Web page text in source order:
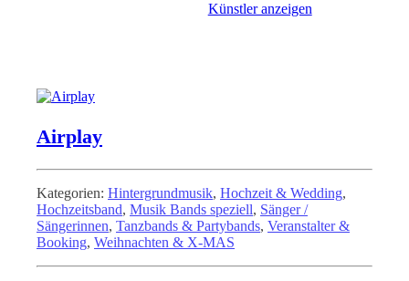
Künstler anzeigen
Airplay
Kategorien: Hintergrundmusik, Hochzeit & Wedding,
Hochzeitsband, Musik Bands speziell, Sänger /
Sängerinnen, Tanzbands & Partybands, Veranstalter &
Booking, Weihnachten & X-MAS